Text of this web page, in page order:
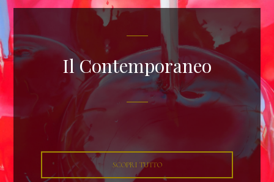
Il Contemporaneo
SCOPRI TUTTO